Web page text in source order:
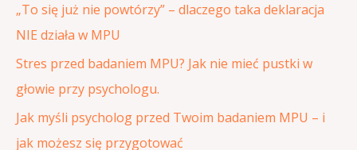
:
„To się już nie powtórzy” – dlaczego taka deklaracja
NIE działa w MPU
Stres przed badaniem MPU? Jak nie mieć pustki w
głowie przy psychologu.
Jak myśli psycholog przed Twoim badaniem MPU – i
jak możesz się przygotować